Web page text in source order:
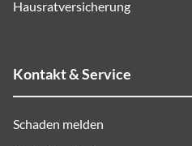
Hausratversicherung
Kontakt & Service
Schaden melden